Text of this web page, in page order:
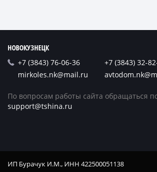
НОВОКУЗНЕЦК
+7 (3843) 76-06-36
+7 (3843) 32-
mirkoles.nk@mail.ru
По вопросам работы сайта обращаться
support@tshina.ru
ИП Бурачук И.М., ИНН 422500051138